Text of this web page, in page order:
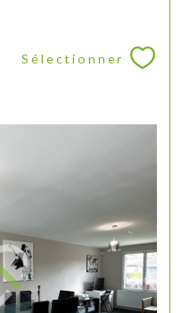
Sélectionner